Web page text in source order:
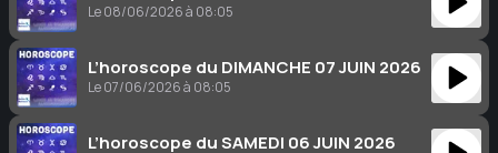
Le 08/06/2026 à 08:05
L’horoscope du DIMANCHE 07 JUIN 2026
Le 07/06/2026 à 08:05
L’horoscope du SAMEDI 06 JUIN 2026